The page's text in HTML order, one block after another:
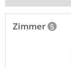
Zimmer 5